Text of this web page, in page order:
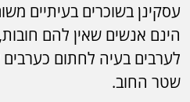
עסקינן בשוכרים בעיתיים
הינם אנשים שאין להם
לערבים בעיה לחתום
שטר החוב.